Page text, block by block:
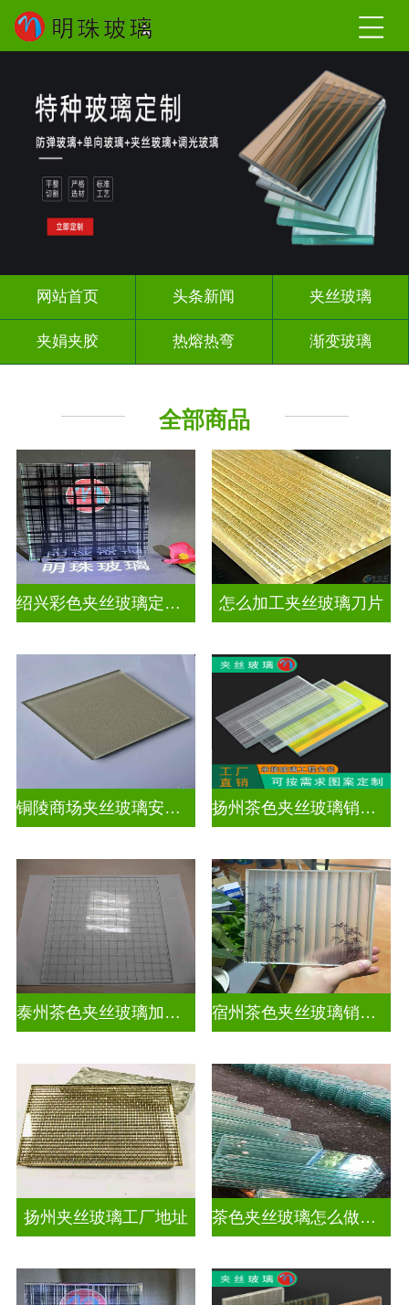
网站首页 头条新闻 夹丝玻璃
夹娟夹胶 热熔热弯 渐变玻璃
全部商品
绍兴彩色夹丝玻璃定制价格 怎么加工夹丝玻璃刀片
铜陵商场夹丝玻璃安装电话 扬州茶色夹丝玻璃销售点
泰州茶色夹丝玻璃加工店 宿州茶色夹丝玻璃销售点
扬州夹丝玻璃工厂地址 茶色夹丝玻璃怎么做视频